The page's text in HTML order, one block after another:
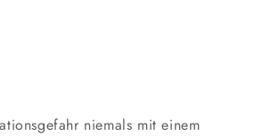
niemals mit einem